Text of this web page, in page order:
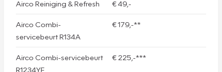
Airco Reiniging & Refresh € 49,-
Airco Combi-
servicebeurt R134A
€ 179,-**
Airco Combi-servicebeurt
R1234YF
€ 225,-***